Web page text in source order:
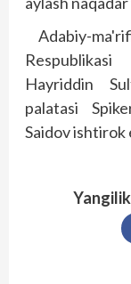
Adabiy-
Hayriddin
palatasi
Saidov ishtirok